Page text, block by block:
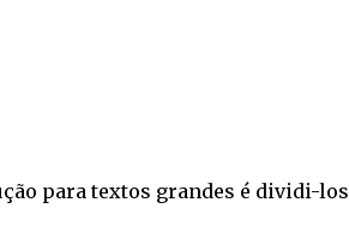
para textos grandes é dividi-los